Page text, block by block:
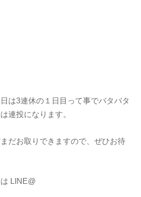
は3連休の１日目って事でバタバタ
連投になります。
だお取りできますので、ぜひお待
LINE@